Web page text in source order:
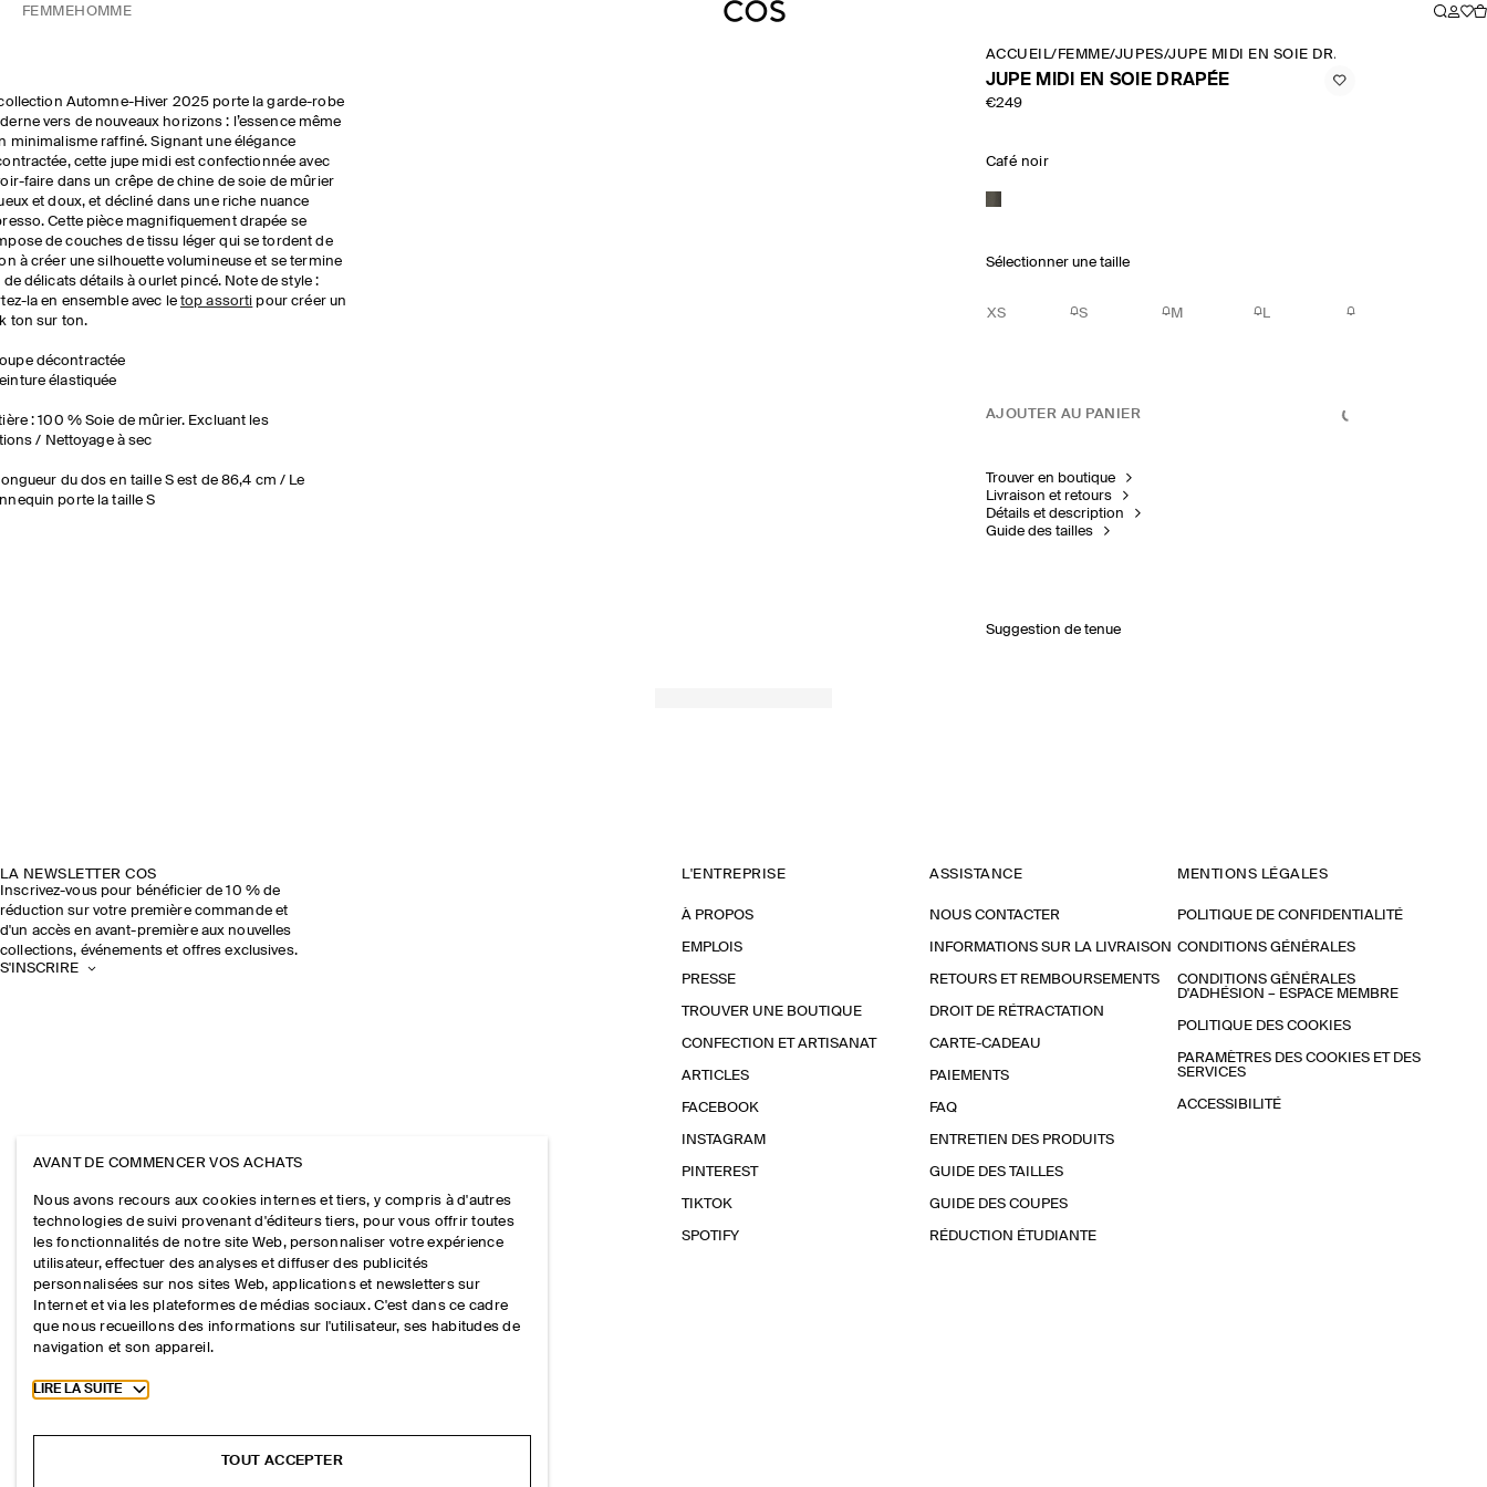
FEMMEHOMME
Automne-Hiver 2025 porte la garde-robe
vers de nouveaux horizons : l’essence même
minimalisme raffiné. Signant une élégance
cette jupe midi est confectionnée avec
faire dans un crêpe de chine de soie de mûrier
et doux, et décliné dans une riche nuance
Cette pièce magnifiquement drapée se
de couches de tissu léger qui se tordent de
à créer une silhouette volumineuse et se termine
de délicats détails à ourlet pincé. Note de style :
la en ensemble avec le top assorti pour créer un
ton sur ton.
décontractée
élastiquée
: 100 % Soie de mûrier. Excluant les
/ Nettoyage à sec
du dos en taille S est de 86,4 cm / Le
porte la taille S
ACCUEIL/ FEMME/JUPES/JUPE MIDI EN SOIE DRAPÉE
JUPE MIDI EN SOIE DRAPÉE
€249
Café noir
Sélectionner une taille
XS S M L
AJOUTER AU PANIER
Trouver en boutique
Livraison et retours
Détails et description
Guide des tailles
Suggestion de tenue
LA NEWSLETTER COS
Inscrivez-vous pour bénéficier de 10 % de
réduction sur votre première commande et
d'un accès en avant-première aux nouvelles
collections, événements et offres exclusives.
S'INSCRIRE
L'ENTREPRISE
À PROPOS
EMPLOIS
PRESSE
TROUVER UNE BOUTIQUE
CONFECTION ET ARTISANAT
ARTICLES
FACEBOOK
INSTAGRAM
PINTEREST
TIKTOK
SPOTIFY
ASSISTANCE
NOUS CONTACTER
INFORMATIONS SUR LA LIVRAISON
RETOURS ET REMBOURSEMENTS
DROIT DE RÉTRACTATION
CARTE-CADEAU
PAIEMENTS
FAQ
ENTRETIEN DES PRODUITS
GUIDE DES TAILLES
GUIDE DES COUPES
RÉDUCTION ÉTUDIANTE
MENTIONS LÉGALES
POLITIQUE DE CONFIDENTIALITÉ
CONDITIONS GÉNÉRALES
CONDITIONS GÉNÉRALES
D'ADHÉSION – ESPACE MEMBRE
POLITIQUE DES COOKIES
PARAMÈTRES DES COOKIES ET DES
SERVICES
ACCESSIBILITÉ
AVANT DE COMMENCER VOS ACHATS
Nous avons recours aux cookies internes et tiers, y compris à d'autres
technologies de suivi provenant d'éditeurs tiers, pour vous offrir toutes
les fonctionnalités de notre site Web, personnaliser votre expérience
utilisateur, effectuer des analyses et diffuser des publicités
personnalisées sur nos sites Web, applications et newsletters sur
Internet et via les plateformes de médias sociaux. C'est dans ce cadre
que nous recueillons des informations sur l'utilisateur, ses habitudes de
navigation et son appareil.
Toggle more cookie information
LIRE LA SUITE
TOUT ACCEPTER